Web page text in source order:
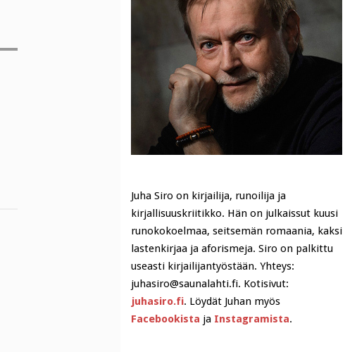
Juha Siro on kirjailija, runoilija ja
kirjallisuuskriitikko. Hän on julkaissut kuusi
runokokoelmaa, seitsemän romaania, kaksi
lastenkirjaa ja aforismeja. Siro on palkittu
useasti kirjailijantyöstään. Yhteys:
juhasiro@saunalahti.fi. Kotisivut:
juhasiro.fi. Löydät Juhan myös
Facebookista ja Instagramista.